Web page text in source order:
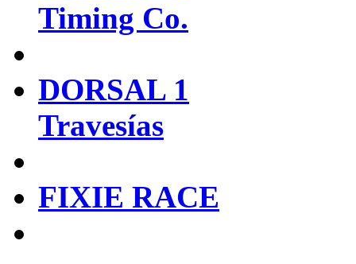
Timing Co.
DORSAL 1
Travesías
FIXIE RACE